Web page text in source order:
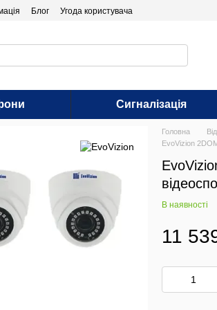
Блог Угода користувача
Сигналізація
Головна
EvoVizion
В наявності
11